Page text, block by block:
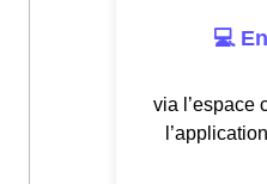
💻
via l’espace